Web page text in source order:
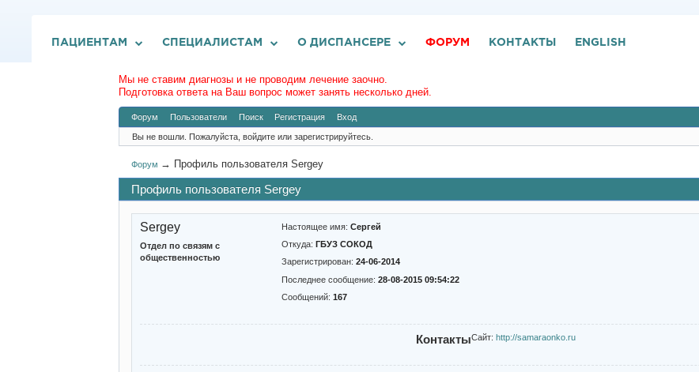
ПАЦИЕНТАМ СПЕЦИАЛИСТАМ О ДИСПАНСЕРЕ ФОРУМ КОНТАКТЫ ENGLISH
Мы не ставим диагнозы и не проводим лечение заочно.
Подготовка ответа на Ваш вопрос может занять несколько дней.
Форум Пользователи Поиск Регистрация Вход
Вы не вошли. Пожалуйста, войдите или зарегистрируйтесь.
Форум → Профиль пользователя Sergey
Профиль пользователя Sergey
Sergey
Отдел по связям с
общественностью
Настоящее имя: Сергей
Откуда: ГБУЗ СОКОД
Зарегистрирован: 24-06-2014
Последнее сообщение: 28-08-2015 09:54:22
Сообщений: 167
КонтактыСайт: http://samaraonko.ru